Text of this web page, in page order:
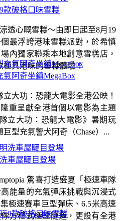
款破格口味雪糕
透心嘅雪糕～由即日起至8月19
最浮誇港味雪糕派對，於希慎
內獨家聯乘本地創意雪糕店，
極具港味的雪糕體驗！
車屋矚目登場
驚喜打造盛夏「極速車隊
能量的充氣彈床挑戰與沉浸式
極速賽車巨型彈床、6.5米高速
方程式極速隧道，更設有全港
氣阿奇坐鎮MegaBox
大功：恐龍大電影全港公映！
重呈獻全港首個以電影為主題
立大功：恐龍大電影》暑期玩
型充氣警犬阿奇（Chase）...